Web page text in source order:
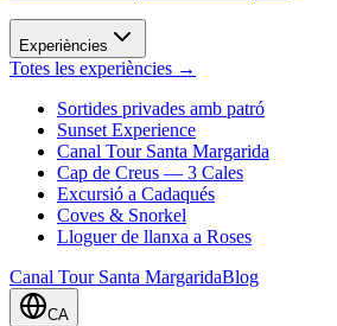
Experiències
Totes les experiències →
Sortides privades amb patró
Sunset Experience
Canal Tour Santa Margarida
Cap de Creus — 3 Cales
Excursió a Cadaqués
Coves & Snorkel
Lloguer de llanxa a Roses
Canal Tour Santa MargaridaBlog
CA